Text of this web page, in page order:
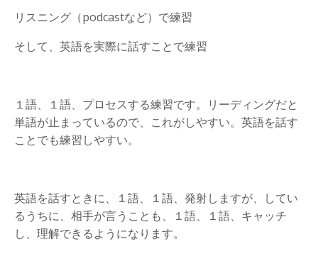
リスニング（podcastなど）で練習
そして、英語を実際に話すことで練習
１語、１語、プロセスする練習です。リーディングだと
単語が止まっているので、これがしやすい。英語を話す
ことでも練習しやすい。
英語を話すときに、１語、１語、発射しますが、してい
るうちに、相手が言うことも、１語、１語、キャッチ
し、理解できるようになります。